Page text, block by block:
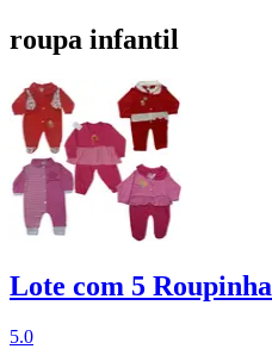
roupa infantil
Lote com 5
5.0